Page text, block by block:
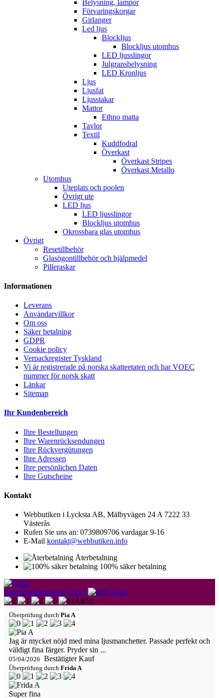
Belysning, lampor
Förvaringskorgar
Girlanger
Led ljus
Blockljus
Blockljus utomhus
LED ljusslingor
Julgransbelysning
LED Kronljus
Ljus
Ljusfat
Ljusstakar
Mattor
Ethno matta
Tavlor
Textil
Kuddfodral
Överkast
Överkast Stripes
Överkast Metallo
Utomhus
Uteplats och poolen
Övrigt ute
LED ljus
LED ljusslingor
Blockljus utomhus
Okrossbara glas utomhus
Övrigt
Resetillbehör
Glasögontillbehör och hjälpmedel
Pilleraskar
Informationen
Leverans
Användarvillkor
Om oss
Säker betalning
GDPR
Cookie policy
Verpackregister Tyskland
Vi är registrerade på norska skatteetaten och har VOEC
nummer för norsk skatt
Länkar
Sitemap
Ihr Kundenbereich
Ihre Bestellungen
Ihre Warenrücksendungen
Ihre Rückvergütungen
Ihre Adressen
Ihre persönlichen Daten
Ihre Gutscheine
Kontakt
Webbutiken i Lycksta AB, Mälbyvägen 24 A 7222 33
Västerås
Rufen Sie uns an: 0739809706 vardagar 9-16
E-Mail kontakt@webbutiken.info
Återbetalning
100% säker betalning
Shop Bewertungen ( 216 )
(4,8/5)
Überprüfung durch Pia A
Jag är mycket nöjd med mina ljusmanchetter. Passade perfekt och
väldigt fina färger. Pryder sin ...
05/04/2026 Bestätigter Kauf
Überprüfung durch Frida A
Super fina